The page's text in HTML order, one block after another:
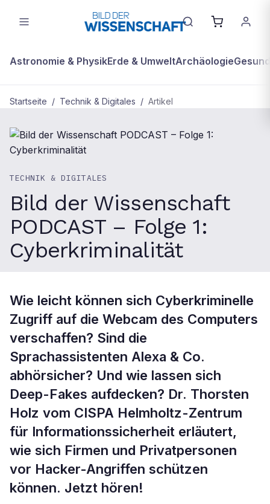
Astronomie & PhysikErde & UmweltArchäologie
Startseite / Technik & Digitales / Artikel
TECHNIK & DIGITALES
Bild der Wissenschaft
PODCAST – Folge 1:
Cyberkriminalität
Wie leicht können sich Cyberkriminelle
Zugriff auf die Webcam des Computers
verschaffen? Sind die
Sprachassistenten Alexa & Co.
abhörsicher? Und wie lassen sich
Deep-Fakes aufdecken? Dr. Thorsten
Holz vom CISPA Helmholtz-Zentrum
für Informationssicherheit erläutert,
wie sich Firmen und Privatpersonen
vor Hacker-Angriffen schützen
können. Jetzt hören!